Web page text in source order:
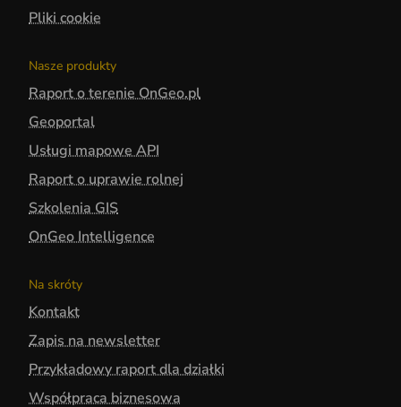
Pliki cookie
Nasze produkty
Raport o terenie OnGeo.pl
Geoportal
Usługi mapowe API
Raport o uprawie rolnej
Szkolenia GIS
OnGeo Intelligence
Na skróty
Kontakt
Zapis na newsletter
Przykładowy raport dla działki
Współpraca biznesowa